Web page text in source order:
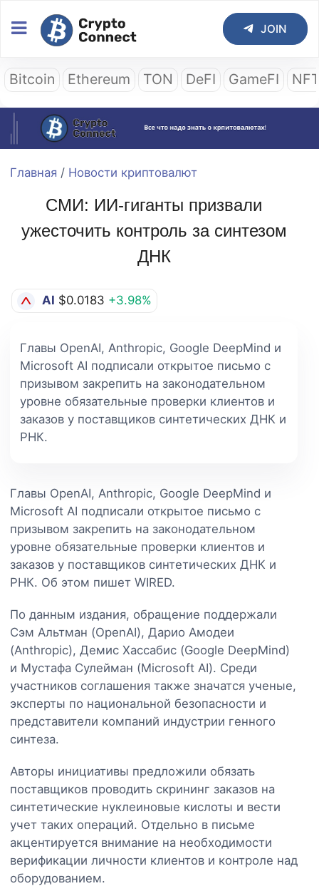
JOIN
Bitcoin Ethereum TON DeFI GameFI
Главная / Новости криптовалют
СМИ: ИИ-гиганты призвали
ужесточить контроль за синтезом
ДНК
AI $0.0183 +3.98%
Главы OpenAI, Anthropic, Google DeepMind и
Microsoft AI подписали открытое письмо с
призывом закрепить на законодательном
уровне обязательные проверки клиентов и
заказов у поставщиков синтетических ДНК и
РНК.
Главы OpenAI, Anthropic, Google DeepMind и
Microsoft AI подписали открытое письмо с
призывом закрепить на законодательном
уровне обязательные проверки клиентов и
заказов у поставщиков синтетических ДНК и
РНК. Об этом пишет WIRED.
По данным издания, обращение поддержали
Сэм Альтман (OpenAI), Дарио Амодеи
(Anthropic), Демис Хассабис (Google DeepMind)
и Мустафа Сулейман (Microsoft AI). Среди
участников соглашения также значатся ученые,
эксперты по национальной безопасности и
представители компаний индустрии генного
синтеза.
Авторы инициативы предложили обязать
поставщиков проводить скрининг заказов на
синтетические нуклеиновые кислоты и вести
учет таких операций. Отдельно в письме
акцентируется внимание на необходимости
верификации личности клиентов и контроле над
оборудованием.